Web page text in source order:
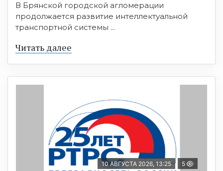
В Брянской городской агломерации
продолжается развитие интеллектуальной
транспортной системы ...
Читать далее
10 АВГУСТА 2026, 13:25 5